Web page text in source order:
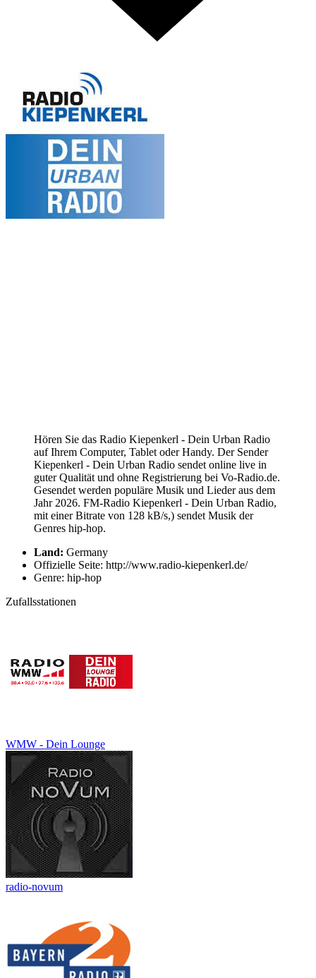
Hören Sie das Radio Kiepenkerl - Dein Urban Radio
auf Ihrem Computer, Tablet oder Handy. Der Sender
Kiepenkerl - Dein Urban Radio sendet online live in
guter Qualität und ohne Registrierung bei Vo-Radio.de.
Gesendet werden populäre Musik und Lieder aus dem
Jahr 2026. FM-Radio Kiepenkerl - Dein Urban Radio,
mit einer Bitrate von 128 kB/s,) sendet Musik der
Genres hip-hop.
Land: Germany
Offizielle Seite: http://www.radio-kiepenkerl.de/
Genre: hip-hop
Zufallsstationen
WMW - Dein Lounge
radio-novum